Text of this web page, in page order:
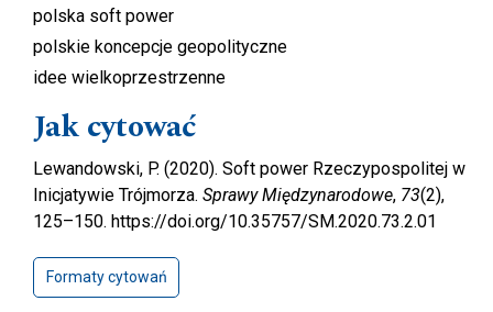
polska soft power
polskie koncepcje geopolityczne
idee wielkoprzestrzenne
Jak cytować
Lewandowski, P. (2020). Soft power Rzeczypospolitej w
Inicjatywie Trójmorza. Sprawy Międzynarodowe, 73(2),
125–150. https://doi.org/10.35757/SM.2020.73.2.01
Formaty cytowań